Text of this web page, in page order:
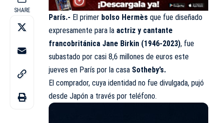
SHARE
París.- El primer bolso Hermès que fue diseñado
expresamente para la actriz y cantante
francobritánica Jane Birkin (1946-2023), fue
subastado por casi 8,6 millones de euros este
jueves en París por la casa Sotheby’s.
El comprador, cuya identidad no fue divulgada, pujó
desde Japón a través por teléfono.